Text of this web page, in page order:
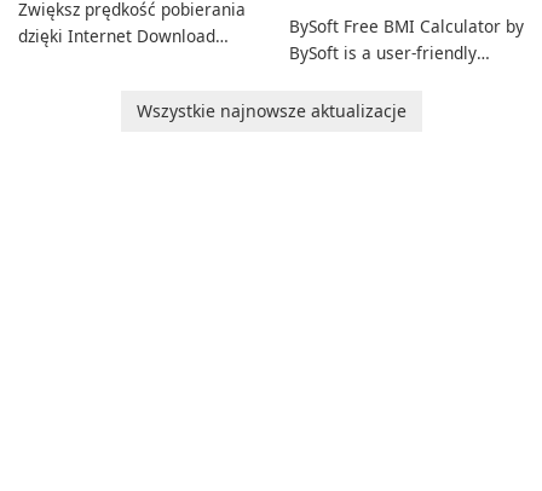
Zwiększ prędkość pobierania
dzięki Internet Download
BySoft Free BMI Calculator by
BySoft is a user-friendly
designed to help you
Wszystkie najnowsze aktualizacje